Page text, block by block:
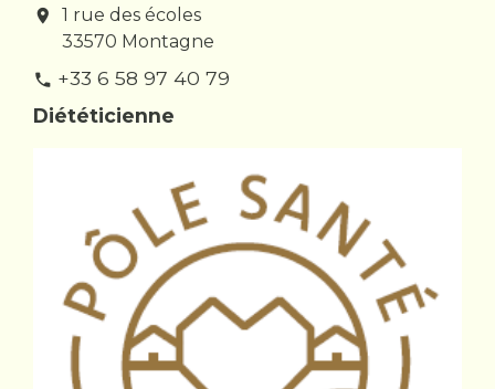
location_on
1 rue des écoles
33570 Montagne
phone +33 6 58 97 40 79
Diététicienne